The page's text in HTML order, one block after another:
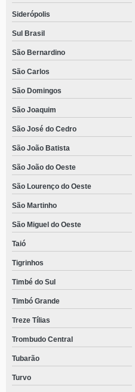
Siderópolis
Sul Brasil
São Bernardino
São Carlos
São Domingos
São Joaquim
São José do Cedro
São João Batista
São João do Oeste
São Lourenço do Oeste
São Martinho
São Miguel do Oeste
Taió
Tigrinhos
Timbé do Sul
Timbó Grande
Treze Tílias
Trombudo Central
Tubarão
Turvo